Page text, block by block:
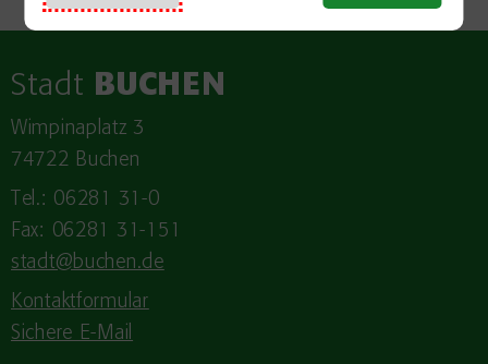
Stadt BUCHEN
Wimpinaplatz 3
74722 Buchen
Tel.: 06281 31-0
Fax: 06281 31-151
stadt@buchen.de
Kontaktformular
Sichere E-Mail